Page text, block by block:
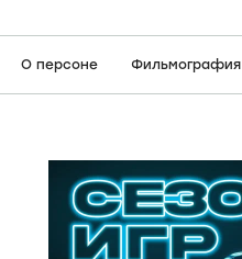
О персоне Фильмография